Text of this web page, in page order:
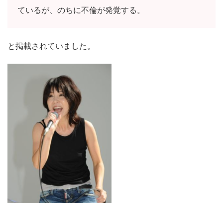
ているが、のちに不倫が発覚する。
と掲載されていました。